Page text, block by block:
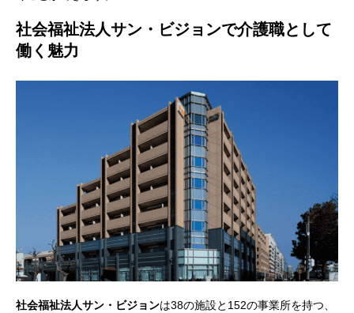
社会福祉法人サン・ビジョンで介護職として
働く魅力
社会福祉法人サン・ビジョンは38の施設と152の事業所を持つ、